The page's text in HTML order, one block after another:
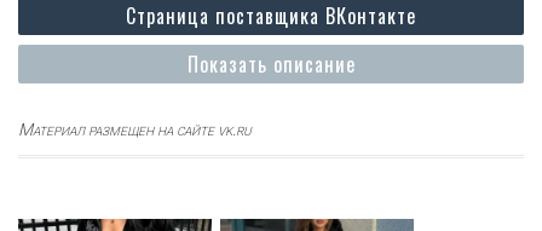
Показать описание
Страница поставщика ВКонтакте
Материал размещен на сайте vk.ru